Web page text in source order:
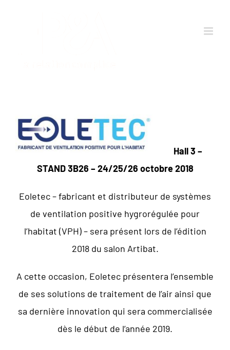
Hall 3 –
STAND 3B26 – 24/25/26 octobre 2018
Eoletec – fabricant et distributeur de systèmes
de ventilation positive hygrorégulée pour
l’habitat (VPH) – sera présent lors de l’édition
2018 du salon Artibat.
A cette occasion, Eoletec présentera l’ensemble
de ses solutions de traitement de l’air ainsi que
sa dernière innovation qui sera commercialisée
dès le début de l’année 2019.